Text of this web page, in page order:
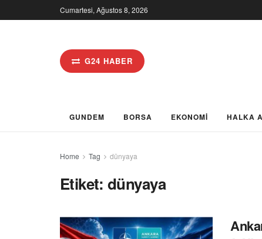
Cumartesi, Ağustos 8, 2026
G24 HABER
GUNDEM BORSA EKONOMİ HALKA
Home Tag dünyaya
Etiket: dünyaya